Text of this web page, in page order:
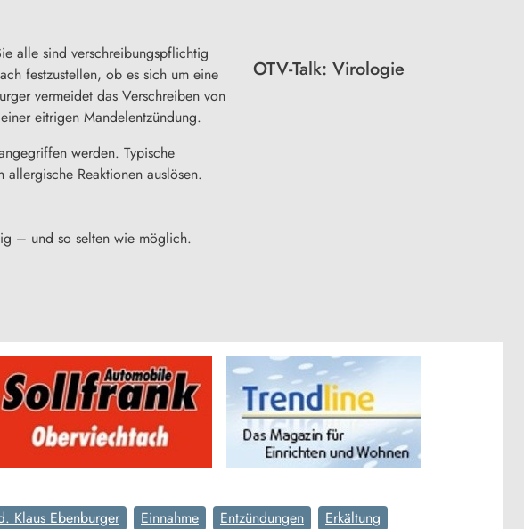
alle sind verschreibungspflichtig
festzustellen, ob es sich um eine
vermeidet das Verschreiben von
eitrigen Mandelentzündung.
werden. Typische
Reaktionen auslösen.
OTV-Talk: Virologie
– und so selten wie möglich.
Klaus Ebenburger Einnahme Entzündungen
Erkältung